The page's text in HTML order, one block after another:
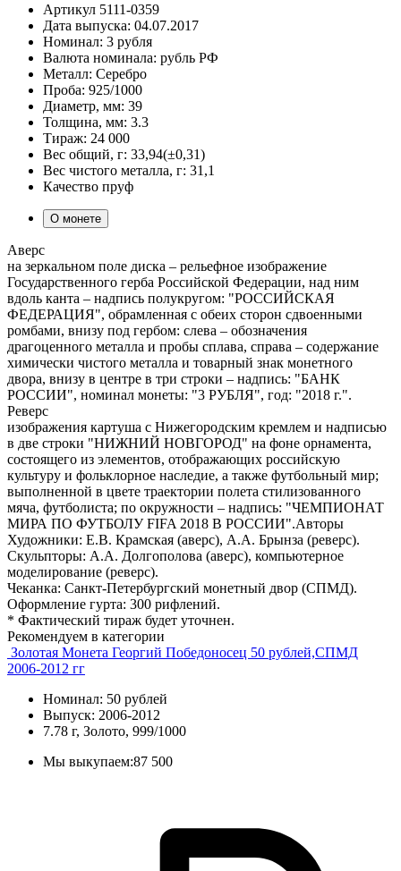
Артикул 5111-0359
Дата выпуска: 04.07.2017
Номинал: 3 рубля
Валюта номинала: рубль РФ
Металл: Серебро
Проба: 925/1000
Диаметр, мм: 39
Толщина, мм: 3.3
Тираж: 24 000
Вес общий, г: 33,94(±0,31)
Вес чистого металла, г: 31,1
Качество пруф
О монете
Аверс
на зеркальном поле диска – рельефное изображение
Государственного герба Российской Федерации, над ним
вдоль канта – надпись полукругом: "РОССИЙСКАЯ
ФЕДЕРАЦИЯ", обрамленная с обеих сторон сдвоенными
ромбами, внизу под гербом: слева – обозначения
драгоценного металла и пробы сплава, справа – содержание
химически чистого металла и товарный знак монетного
двора, внизу в центре в три строки – надпись: "БАНК
РОССИИ", номинал монеты: "3 РУБЛЯ", год: "2018 г.".
Реверс
изображения картуша с Нижегородским кремлем и надписью
в две строки "НИЖНИЙ НОВГОРОД" на фоне орнамента,
состоящего из элементов, отображающих российскую
культуру и фольклорное наследие, а также футбольный мир;
выполненной в цвете траектории полета стилизованного
мяча, футболиста; по окружности – надпись: "ЧЕМПИОНАТ
МИРА ПО ФУТБОЛУ FIFA 2018 В РОССИИ".Авторы
Художники: Е.В. Крамская (аверс), А.А. Брынза (реверс).
Скульпторы: А.А. Долгополова (аверс), компьютерное
моделирование (реверс).
Чеканка: Санкт-Петербургский монетный двор (СПМД).
Оформление гурта: 300 рифлений.
* Фактический тираж будет уточнен.
Рекомендуем в категории
Золотая Монета Георгий Победоносец 50 рублей,СПМД
2006-2012 гг
Номинал: 50 рублей
Выпуск: 2006-2012
7.78 г, Золото, 999/1000
Мы выкупаем:87 500